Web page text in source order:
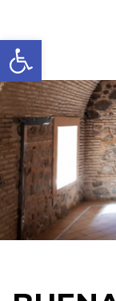
Abrir barra de